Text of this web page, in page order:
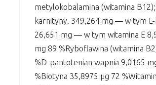
metylokobalamina (witamina
karnityny. 349,264 mg — w tym
26,651 mg — w tym witamina E
mg 89 %Ryboflawina (witamina
%D-pantotenian wapnia 9,0165
%Biotyna 35,8975 µg 72